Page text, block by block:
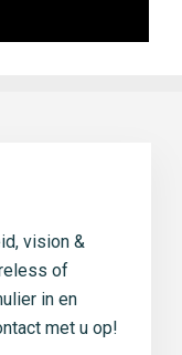
vision &
of
in en
met u op!